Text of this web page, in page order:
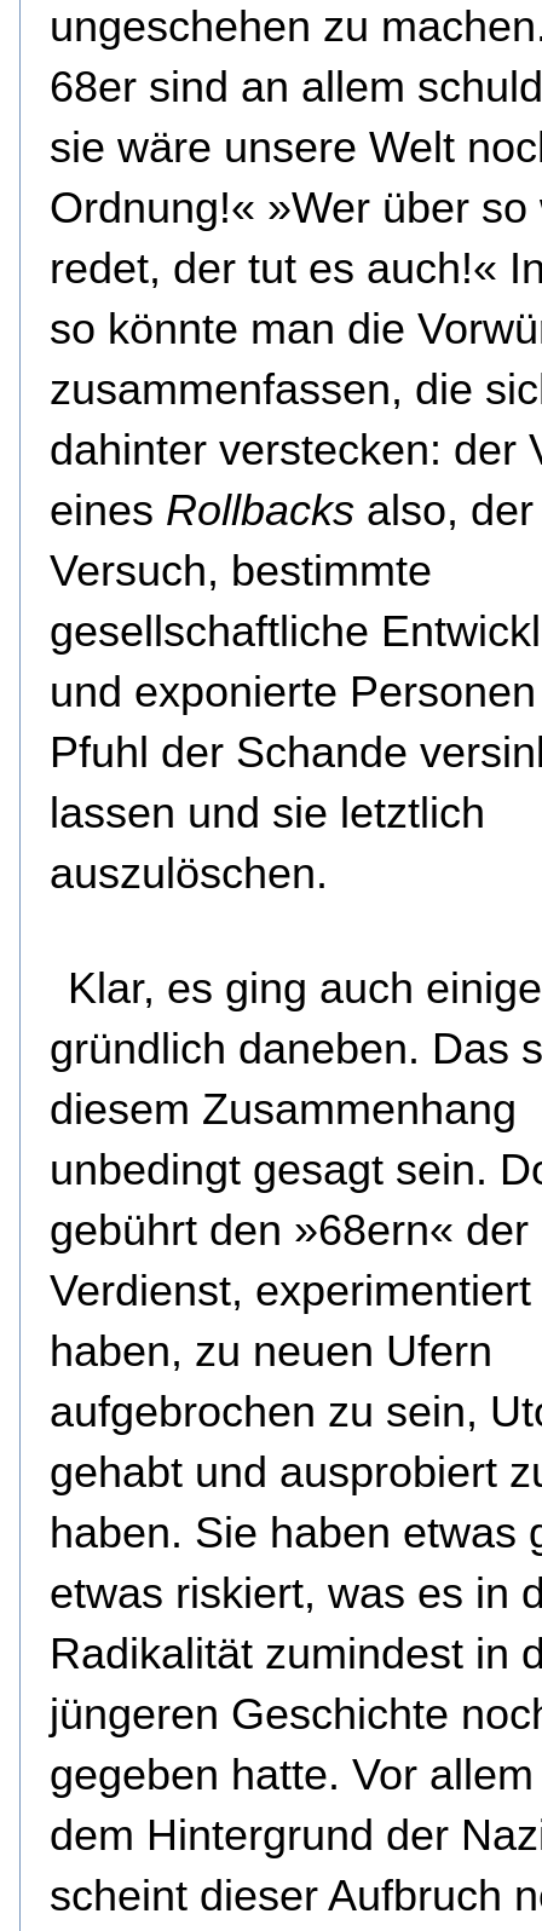
ungeschehen zu
68er sind an allem
sie wäre unsere Welt
Ordnung!« »Wer über so
redet, der tut es auch!«
so könnte man die
zusammenfassen, die
dahinter verstecken: der
eines Rollbacks also, der
Versuch, bestimmte
gesellschaftliche
und exponierte
Pfuhl der Schande
lassen und sie letztlich
auszulöschen.
Klar, es ging auch
gründlich daneben. Das
diesem Zusammenhang
unbedingt gesagt sein.
gebührt den »68ern« der
Verdienst, experimentiert
haben, zu neuen Ufern
aufgebrochen zu sein,
gehabt und ausprobiert
haben. Sie haben etwas
etwas riskiert, was es in
Radikalität zumindest in
jüngeren Geschichte
gegeben hatte. Vor
dem Hintergrund der
scheint dieser Aufbruch